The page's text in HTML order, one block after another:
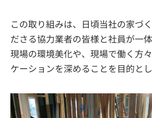
この取り組みは、日頃当社の家づ
ださる協力業者の皆様と社員が一
現場の環境美化や、現場で働く方
ケーションを深めることを目的とし